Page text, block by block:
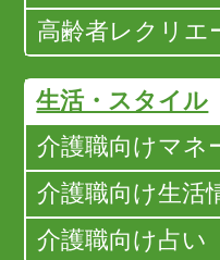
高齢者レクリエ
生活・スタイル
介護職向けマネ
介護職向け生活
介護職向け占い